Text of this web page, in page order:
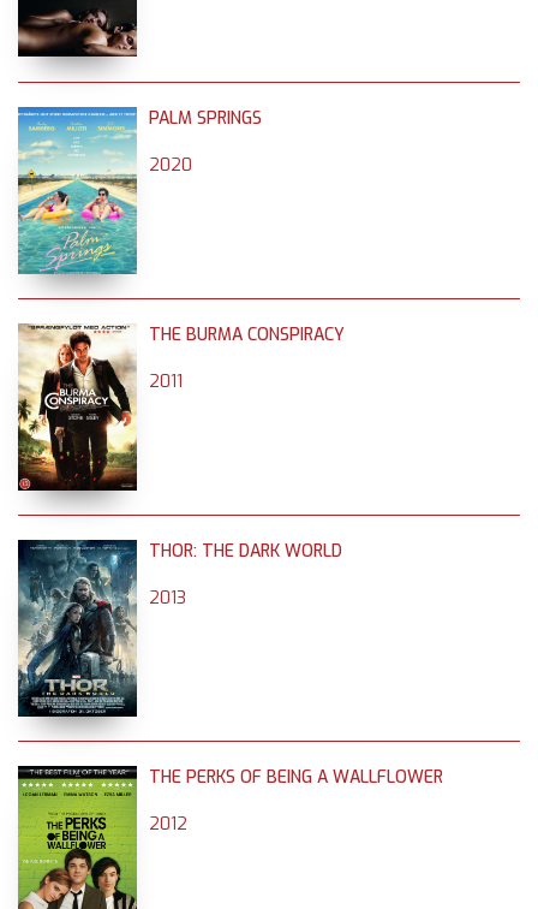
PALM SPRINGS
2020
THE BURMA CONSPIRACY
2011
THOR: THE DARK WORLD
2013
THE PERKS OF BEING A WALLFLOWER
2012